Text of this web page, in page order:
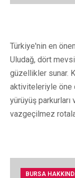
Türkiye'nin en
Uludağ, dört
güzellikler sunar.
aktiviteleriyle öne
yürüyüş
vazgeçilmez
BURSA